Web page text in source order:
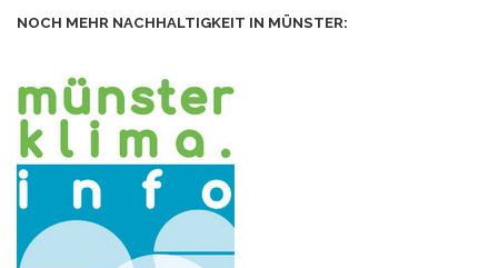
NOCH MEHR NACHHALTIGKEIT IN MÜNSTER: